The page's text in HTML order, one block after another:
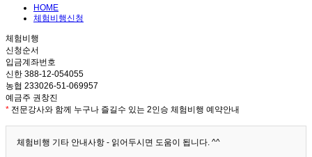
HOME
체험비행신청
체험비행
신청순서
입금계좌번호
신한 388-12-054055
농협 233026-51-069957
예금주 권창진
* 전문강사와 함께 누구나 즐길수 있는 2인승 체험비행 예약안내
체험비행 기타 안내사항 - 읽어두시면 도움이 됩니다. ^^